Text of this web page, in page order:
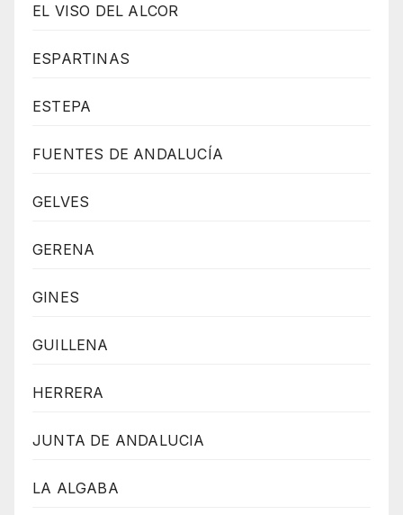
EL VISO DEL ALCOR
ESPARTINAS
ESTEPA
FUENTES DE ANDALUCÍA
GELVES
GERENA
GINES
GUILLENA
HERRERA
JUNTA DE ANDALUCIA
LA ALGABA